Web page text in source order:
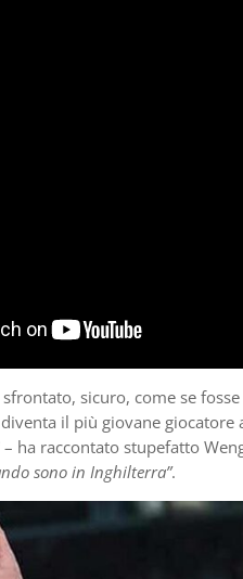
sicuro, come se
il più giovane
– ha raccontato stupefatto
sono in Inghilterra”.